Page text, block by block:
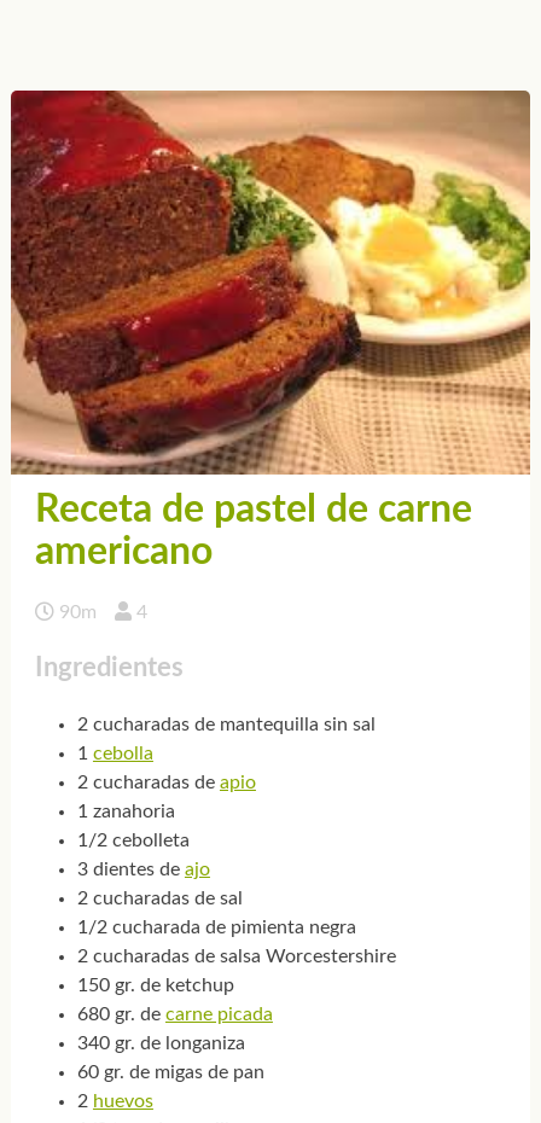
Receta de pastel de carne
americano
90m 4
Ingredientes
2 cucharadas de mantequilla sin sal
1 cebolla
2 cucharadas de apio
1 zanahoria
1/2 cebolleta
3 dientes de ajo
2 cucharadas de sal
1/2 cucharada de pimienta negra
2 cucharadas de salsa Worcestershire
150 gr. de ketchup
680 gr. de carne picada
340 gr. de longaniza
60 gr. de migas de pan
2 huevos